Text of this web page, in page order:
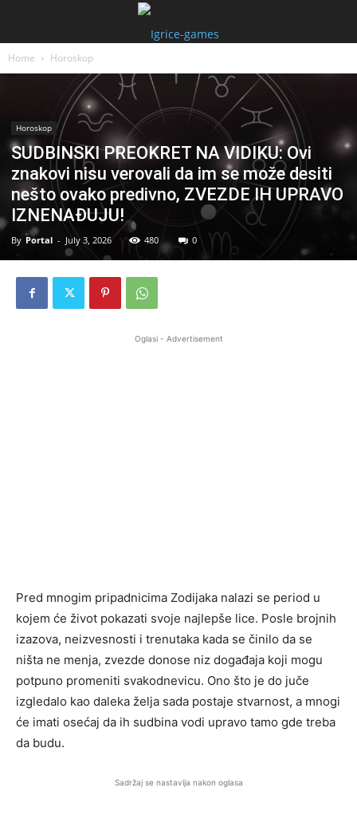
Home Horoskop
Horoskop
SUDBINSKI PREOKRET NA VIDIKU: Ovi
znakovi nisu verovali da im se može desiti
nešto ovako predivno, ZVEZDE IH UPRAVO
IZNENAĐUJU!
By Portal - July 3, 2026 480 0
Oglasi - Advertisement
Pred mnogim pripadnicima Zodijaka nalazi se period u
kojem će život pokazati svoje najlepše lice. Posle brojnih
izazova, neizvesnosti i trenutaka kada se činilo da se
ništa ne menja, zvezde donose niz događaja koji mogu
potpuno promeniti svakodnevicu. Ono što je do juče
izgledalo kao daleka želja sada postaje stvarnost, a mnogi
će imati osećaj da ih sudbina vodi upravo tamo gde treba
da budu.
Sadržaj se nastavlja nakon oglasa